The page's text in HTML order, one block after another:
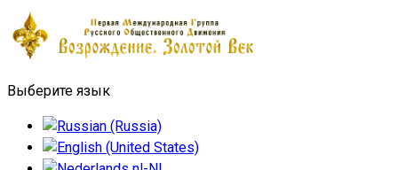
Выберите язык